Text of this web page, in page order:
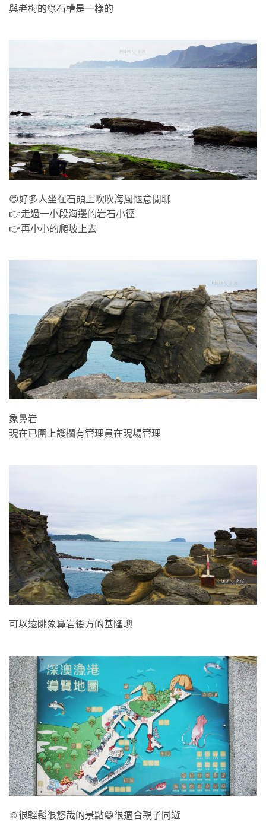
與老梅的綠石槽是一樣的
😍好多人坐在石頭上吹吹海風愜意閒聊
👉走過一小段海邊的岩石小徑
👉再小小的爬坡上去
象鼻岩
現在已圍上護欄有管理員在現場管理
可以遠眺象鼻岩後方的基隆嶼
☺️很輕鬆很悠哉的景點😁很適合親子同遊